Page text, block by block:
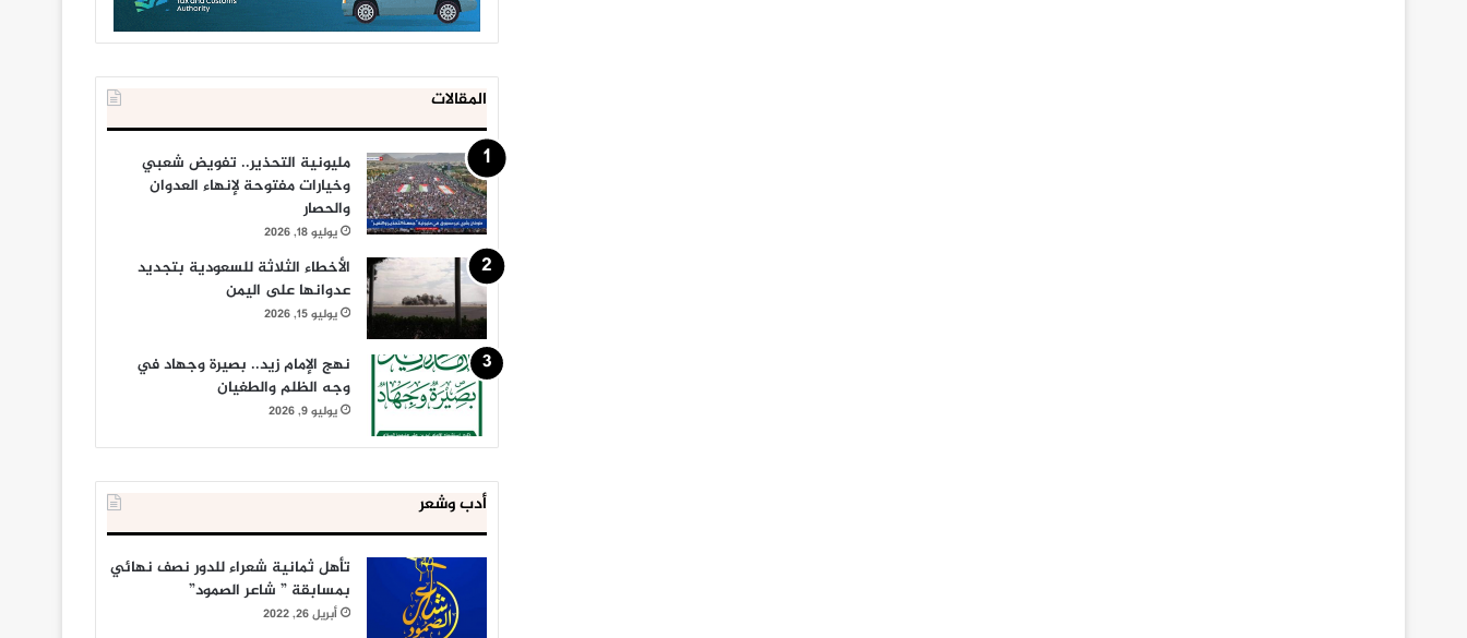
المقالات
مليونية التحذير.. تفويض شعبي
وخيارات مفتوحة لإنهاء العدوان
والحصار
يوليو 18, 2026
الأخطاء الثلاثة للسعودية بتجديد
عدوانها على اليمن
يوليو 15, 2026
نهج الإمام زيد.. بصيرة وجهاد في
وجه الظلم والطغيان
يوليو 9, 2026
أدب وشعر
تأهل ثمانية شعراء للدور نصف نهائي
بمسابقة ” شاعر الصمود”
أبريل 26, 2022